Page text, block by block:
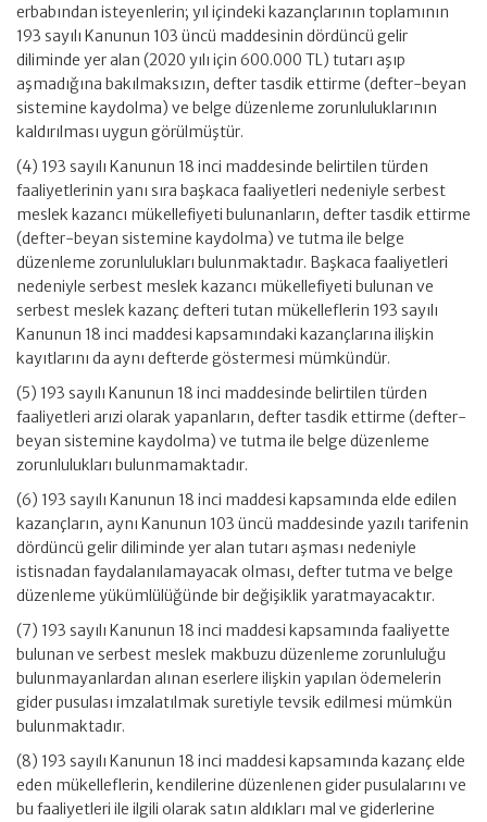
erbabından isteyenlerin; yıl içindeki kazançlarının toplamının
193 sayılı Kanunun 103 üncü maddesinin dördüncü gelir
diliminde yer alan (2020 yılı için 600.000 TL) tutarı aşıp
aşmadığına bakılmaksızın, defter tasdik ettirme (defter-beyan
sistemine kaydolma) ve belge düzenleme zorunluluklarının
kaldırılması uygun görülmüştür.
(4) 193 sayılı Kanunun 18 inci maddesinde belirtilen türden
faaliyetlerinin yanı sıra başkaca faaliyetleri nedeniyle serbest
meslek kazancı mükellefiyeti bulunanların, defter tasdik ettirme
(defter-beyan sistemine kaydolma) ve tutma ile belge
düzenleme zorunlulukları bulunmaktadır. Başkaca faaliyetleri
nedeniyle serbest meslek kazancı mükellefiyeti bulunan ve
serbest meslek kazanç defteri tutan mükelleflerin 193 sayılı
Kanunun 18 inci maddesi kapsamındaki kazançlarına ilişkin
kayıtlarını da aynı defterde göstermesi mümkündür.
(5) 193 sayılı Kanunun 18 inci maddesinde belirtilen türden
faaliyetleri arızi olarak yapanların, defter tasdik ettirme (defter-
beyan sistemine kaydolma) ve tutma ile belge düzenleme
zorunlulukları bulunmamaktadır.
(6) 193 sayılı Kanunun 18 inci maddesi kapsamında elde edilen
kazançların, aynı Kanunun 103 üncü maddesinde yazılı tarifenin
dördüncü gelir diliminde yer alan tutarı aşması nedeniyle
istisnadan faydalanılamayacak olması, defter tutma ve belge
düzenleme yükümlülüğünde bir değişiklik yaratmayacaktır.
(7) 193 sayılı Kanunun 18 inci maddesi kapsamında faaliyette
bulunan ve serbest meslek makbuzu düzenleme zorunluluğu
bulunmayanlardan alınan eserlere ilişkin yapılan ödemelerin
gider pusulası imzalatılmak suretiyle tevsik edilmesi mümkün
bulunmaktadır.
(8) 193 sayılı Kanunun 18 inci maddesi kapsamında kazanç elde
eden mükelleflerin, kendilerine düzenlenen gider pusulalarını ve
bu faaliyetleri ile ilgili olarak satın aldıkları mal ve giderlerine